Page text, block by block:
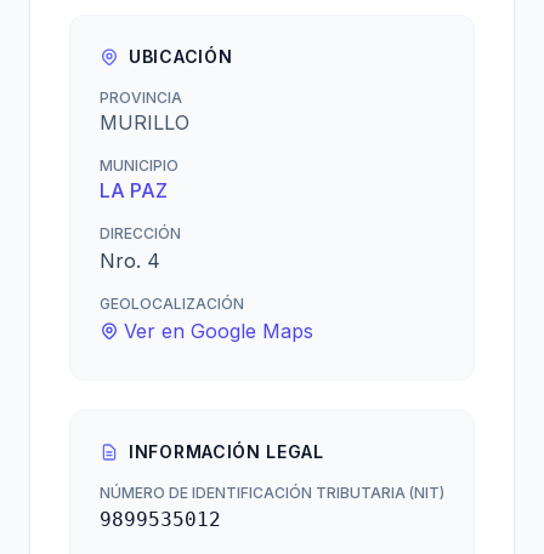
UBICACIÓN
PROVINCIA
MURILLO
MUNICIPIO
LA PAZ
DIRECCIÓN
Nro. 4
GEOLOCALIZACIÓN
Ver en Google Maps
INFORMACIÓN LEGAL
NÚMERO DE IDENTIFICACIÓN TRIBUTARIA (NIT)
9899535012